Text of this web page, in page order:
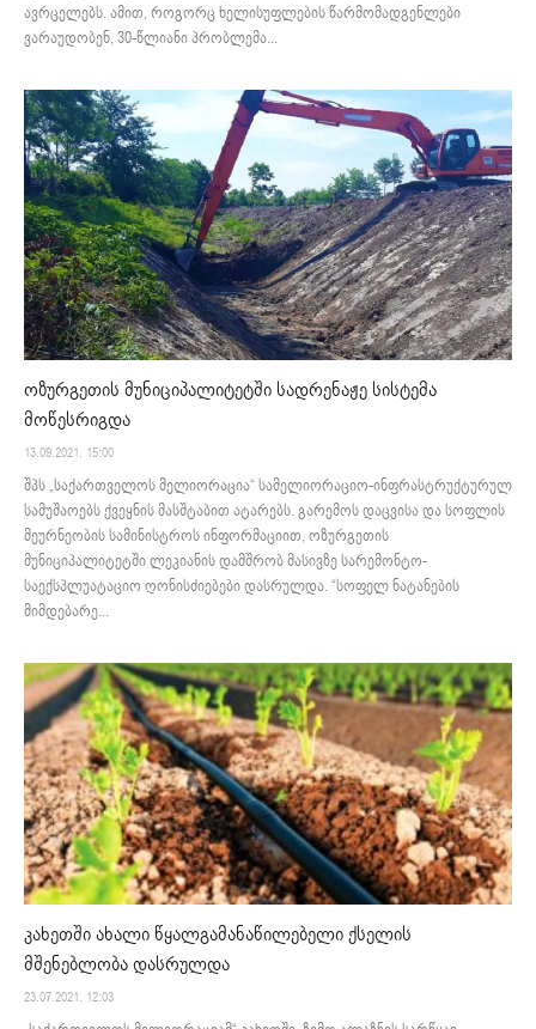
ავრცელებს. ამით, როგორც ხელისუფლების წარმომადგენლები
ვარაუდობენ, 30-წლიანი პრობლემა...
ოზურგეთის მუნიციპალიტეტში სადრენაჟე სისტემა
მოწესრიგდა
13.09.2021. 15:00
შპს „საქართველოს მელიორაცია“ სამელიორაციო-ინფრასტრუქტურულ
სამუშაოებს ქვეყნის მასშტაბით ატარებს. გარემოს დაცვისა და სოფლის
მეურნეობის სამინისტროს ინფორმაციით, ოზურგეთის
მუნიციპალიტეტში ლეკიანის დამშრობ მასივზე სარემონტო-
საექსპლუატაციო ღონისძიებები დასრულდა. “სოფელ ნატანების
მიმდებარე...
კახეთში ახალი წყალგამანაწილებელი ქსელის
მშენებლობა დასრულდა
23.07.2021. 12:03